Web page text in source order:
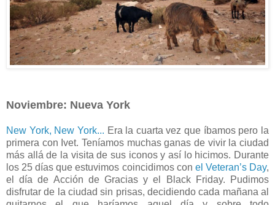
Noviembre: Nueva York
New York, New York... Era la cuarta vez que íbamos pero la
primera con Ivet. Teníamos muchas ganas de vivir la ciudad
más allá de la visita de sus iconos y así lo hicimos. Durante
los 25 días que estuvimos coincidimos con el Veteran’s Day,
el día de Acción de Gracias y el Black Friday. Pudimos
disfrutar de la ciudad sin prisas, decidiendo cada mañana al